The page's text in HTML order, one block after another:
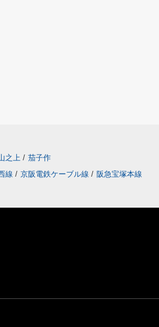
之上 / 茄子作
線 / 京阪電鉄ケーブル線 / 阪急宝塚本線